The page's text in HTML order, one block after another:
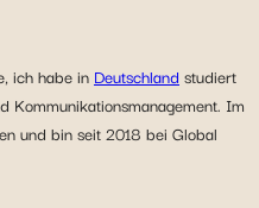
ich habe in Deutschland studiert
Kommunikationsmanagement. Im
und bin seit 2018 bei Global